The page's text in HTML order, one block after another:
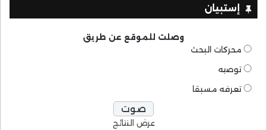
إستبيان
وصلت للموقع عن طريق
محركات البحث
توصيه
تعرفه مسبقا
عرض النتائج